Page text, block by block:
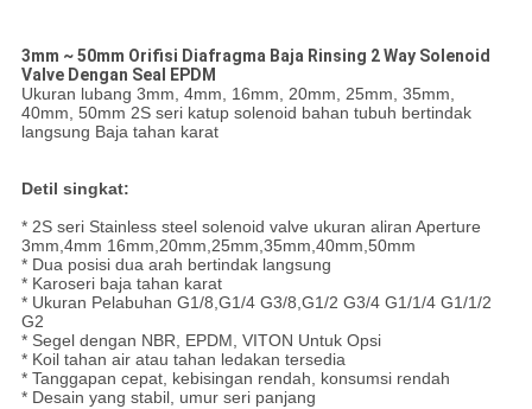
3mm ~ 50mm Orifisi Diafragma Baja Rinsing 2 Way Solenoid
Valve Dengan Seal EPDM
Ukuran lubang 3mm, 4mm, 16mm, 20mm, 25mm, 35mm,
40mm, 50mm 2S seri katup solenoid bahan tubuh bertindak
langsung Baja tahan karat
Detil singkat:
* 2S seri Stainless steel solenoid valve ukuran aliran Aperture
3mm,4mm 16mm,20mm,25mm,35mm,40mm,50mm
* Dua posisi dua arah bertindak langsung
* Karoseri baja tahan karat
* Ukuran Pelabuhan G1/8,G1/4 G3/8,G1/2 G3/4 G1/1/4 G1/1/2
G2
* Segel dengan NBR, EPDM, VITON Untuk Opsi
* Koil tahan air atau tahan ledakan tersedia
* Tanggapan cepat, kebisingan rendah, konsumsi rendah
* Desain yang stabil, umur seri panjang